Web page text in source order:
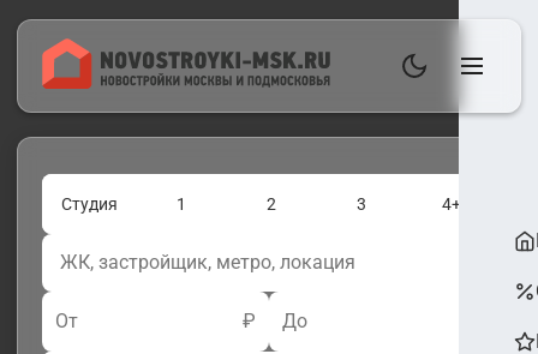
Студия 1 2 3 4+
От ₽ До